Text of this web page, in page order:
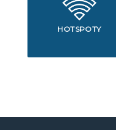
HOTSPOTY